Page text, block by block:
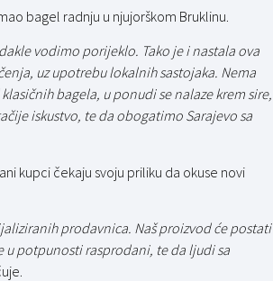
bagel radnju u njujorškom Bruklinu.
vodimo porijeklo. Tako je i nastala ova
uz upotrebu lokalnih sastojaka. Nema
bagela, u ponudi se nalaze krem sire,
iskustvo, te da obogatimo Sarajevo sa
kupci čekaju svoju priliku da okuse novi
prodavnica. Naš proizvod će postati
u potpunosti rasprodani, te da ljudi sa